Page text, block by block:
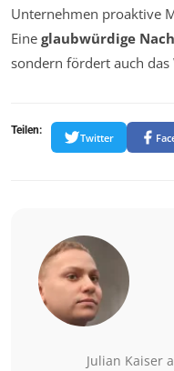
Unternehmen proaktive
Eine glaubwürdige
sondern fördert auch
Teilen:
Twitter
Julian Kaiser